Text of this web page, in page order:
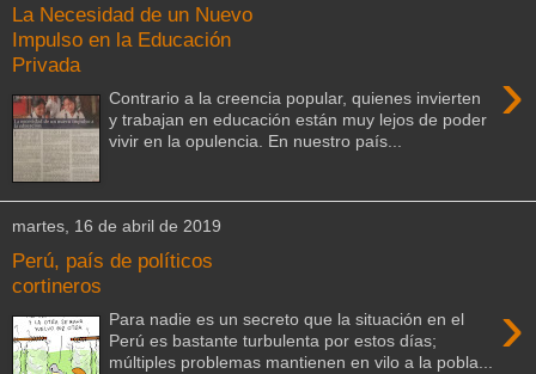
La Necesidad de un Nuevo
Impulso en la Educación
Privada
›
Contrario a la creencia popular, quienes invierten
y trabajan en educación están muy lejos de poder
vivir en la opulencia. En nuestro país...
martes, 16 de abril de 2019
Perú, país de políticos
cortineros
›
Para nadie es un secreto que la situación en el
Perú es bastante turbulenta por estos días;
múltiples problemas mantienen en vilo a la pobla...